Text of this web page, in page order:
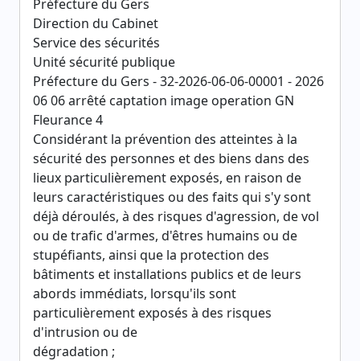
Préfecture du Gers
Direction du Cabinet
Service des sécurités
Unité sécurité publique
Préfecture du Gers - 32-2026-06-06-00001 - 2026
06 06 arrêté captation image operation GN
Fleurance 4
Considérant la prévention des atteintes à la
sécurité des personnes et des biens dans des
lieux particulièrement exposés, en raison de
leurs caractéristiques ou des faits qui s'y sont
déjà déroulés, à des risques d'agression, de vol
ou de trafic d'armes, d'êtres humains ou de
stupéfiants, ainsi que la protection des
bâtiments et installations publics et de leurs
abords immédiats, lorsqu'ils sont
particulièrement exposés à des risques
d'intrusion ou de
dégradation ;